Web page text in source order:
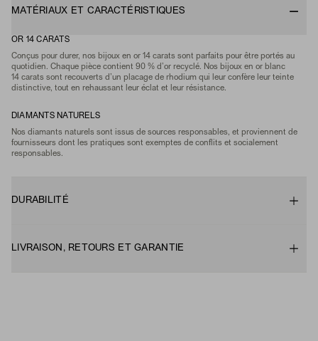
MATÉRIAUX ET CARACTÉRISTIQUES
OR 14 CARATS
Conçus pour durer, nos bijoux en or 14 carats sont parfaits pour être portés au
quotidien. Chaque pièce contient 90 % d’or recyclé. Nos bijoux en or blanc
14 carats sont recouverts d’un placage de rhodium qui leur confère leur teinte
distinctive, tout en rehaussant leur éclat et leur résistance.
DIAMANTS NATURELS
Nos diamants naturels sont issus de sources responsables, et proviennent de
fournisseurs dont les pratiques sont exemptes de conflits et socialement
responsables.
DURABILITÉ
LIVRAISON, RETOURS ET GARANTIE